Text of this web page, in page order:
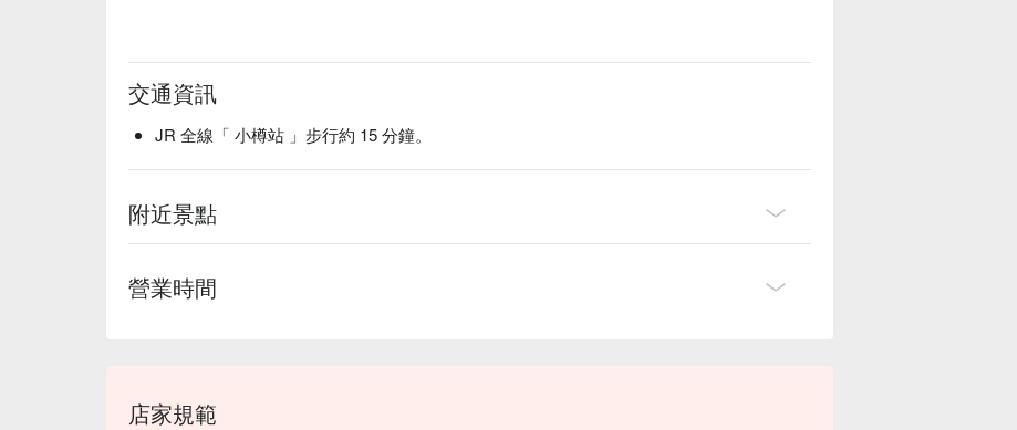
交通資訊
JR 全線「 小樽站 」步行約 15 分鐘。
附近景點
營業時間
店家規範